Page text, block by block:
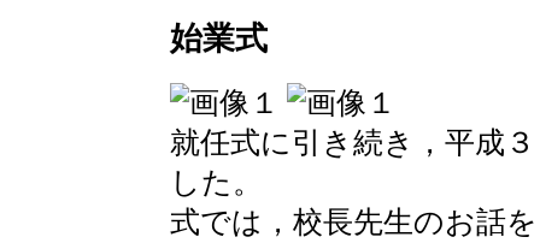
始業式
就任式に引き続き，平成
した。
式では，校長先生のお話